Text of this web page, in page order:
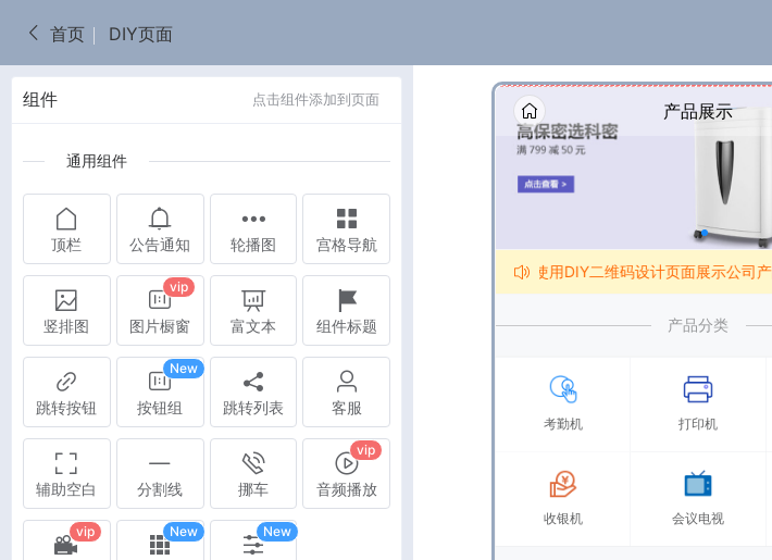
首页 DIY页面
组件 点击组件添加到页面
通用组件
顶栏 公告通知 轮播图 宫格导航
竖排图
vip
图片橱窗 富文本 组件标题
跳转按钮
New
按钮组 跳转列表 客服
辅助空白 分割线 挪车
vip
音频播放
vip New New
产品展示
二维工坊产品展示模板，使用DIY二维码设计页面展示公司产品
产品分类
考勤机 打印机
收银机 会议电视